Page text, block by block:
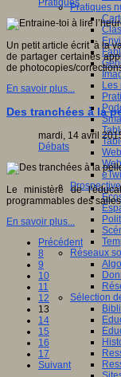
Pratiques
Les
Prospective
Réseaux
Sélection
Pratiques
Un petit article écrit à la
de partager certaines
de photocopies/
En savoir plus...
Des tranchées à la
mardi, 14 avril
Débats
Le ministère de
programmables des
En savoir plus...
Précédent
8
9
10
11
12
13
14
15
16
17
Suivant